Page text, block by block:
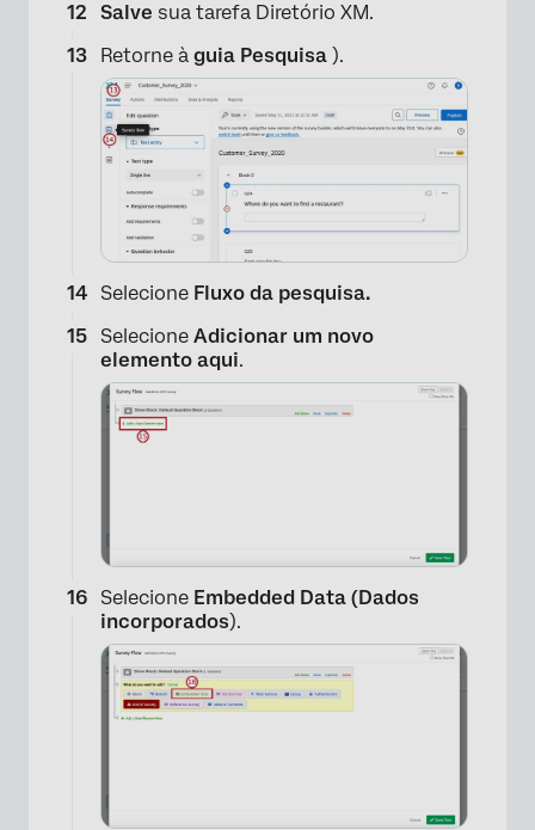
×
Salve sua tarefa Diretório XM.
Retorne à guia Pesquisa ).
Selecione Fluxo da pesquisa.
Selecione Adicionar um novo
elemento aqui.
Selecione Embedded Data (Dados
incorporados).